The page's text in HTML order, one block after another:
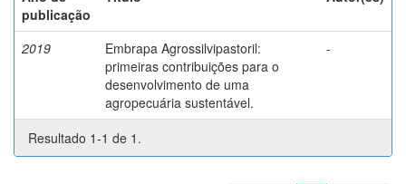
publicação
2019
Embrapa Agrossilvipastoril:
primeiras contribuições para o
desenvolvimento de uma
agropecuária sustentável.
-
Resultado 1-1 de 1.